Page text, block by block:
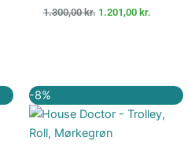
1.300,00kr. 1.201,00 kr.
-8%
oprindelige
pris
var:
aktuelle
pris